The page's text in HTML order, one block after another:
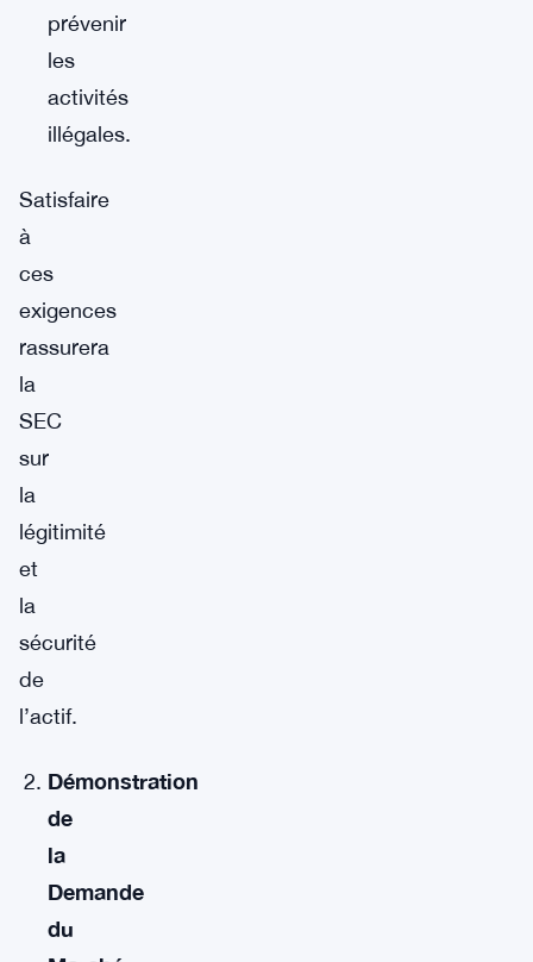
prévenir
les
activités
illégales.
Satisfaire
à
ces
exigences
rassurera
la
SEC
sur
la
légitimité
et
la
sécurité
de
l’actif.
Démonstration
de
la
Demande
du